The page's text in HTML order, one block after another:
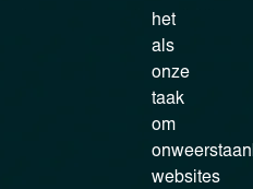
het
als
onze
taak
om
websites